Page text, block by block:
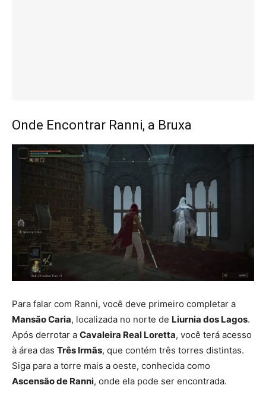
Onde Encontrar Ranni, a Bruxa
Para falar com Ranni, você deve primeiro completar a
Mansão Caria, localizada no norte de Liurnia dos Lagos.
Após derrotar a Cavaleira Real Loretta, você terá acesso
à área das Três Irmãs, que contém três torres distintas.
Siga para a torre mais a oeste, conhecida como
Ascensão de Ranni, onde ela pode ser encontrada.